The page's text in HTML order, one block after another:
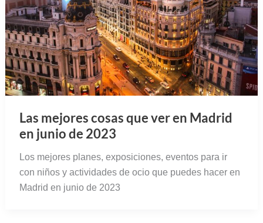
Las mejores cosas que ver en Madrid
en junio de 2023
Los mejores planes, exposiciones, eventos para ir
con niños y actividades de ocio que puedes hacer en
Madrid en junio de 2023